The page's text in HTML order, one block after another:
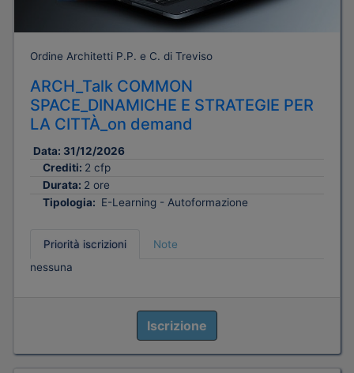
Ordine Architetti P.P. e C. di Treviso
ARCH_Talk COMMON
SPACE_DINAMICHE E STRATEGIE PER
LA CITTÀ_on demand
Data: 31/12/2026
Crediti: 2 cfp
Durata: 2 ore
Tipologia: E-Learning - Autoformazione
Priorità iscrizioni
Note
nessuna
Iscrizione